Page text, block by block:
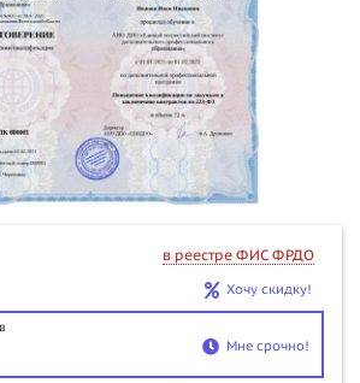
в реестре ФИС ФРДО
Хочу скидку!
Мне срочно!